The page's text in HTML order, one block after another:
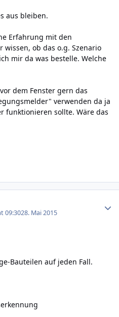
aus bleiben.
Erfahrung mit den
ob das o.g. Szenario
mir da was bestelle. Welche
dem Fenster gern das
verwenden da ja
funktionieren sollte. Wäre das
09:3028. Mai 2015
Bauteilen auf jeden Fall.